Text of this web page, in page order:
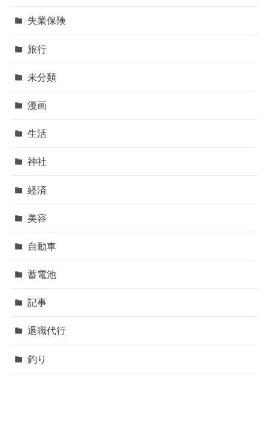
失業保険
旅行
未分類
漫画
生活
神社
経済
美容
自動車
蓄電池
記事
退職代行
釣り